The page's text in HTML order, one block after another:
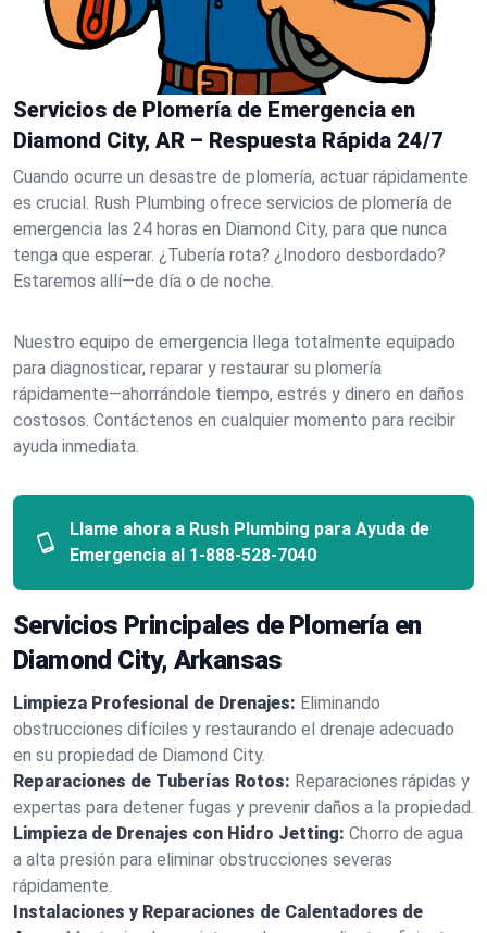
Servicios de Plomería de Emergencia en
Diamond City, AR – Respuesta Rápida 24/7
Cuando ocurre un desastre de plomería, actuar rápidamente
es crucial. Rush Plumbing ofrece servicios de plomería de
emergencia las 24 horas en Diamond City, para que nunca
tenga que esperar. ¿Tubería rota? ¿Inodoro desbordado?
Estaremos allí—de día o de noche.
Nuestro equipo de emergencia llega totalmente equipado
para diagnosticar, reparar y restaurar su plomería
rápidamente—ahorrándole tiempo, estrés y dinero en daños
costosos. Contáctenos en cualquier momento para recibir
ayuda inmediata.
Llame ahora a Rush Plumbing para Ayuda de
Emergencia al 1-888-528-7040
Servicios Principales de Plomería en
Diamond City, Arkansas
Limpieza Profesional de Drenajes: Eliminando
obstrucciones difíciles y restaurando el drenaje adecuado
en su propiedad de Diamond City.
Reparaciones de Tuberías Rotos: Reparaciones rápidas y
expertas para detener fugas y prevenir daños a la propiedad.
Limpieza de Drenajes con Hidro Jetting: Chorro de agua
a alta presión para eliminar obstrucciones severas
rápidamente.
Instalaciones y Reparaciones de Calentadores de